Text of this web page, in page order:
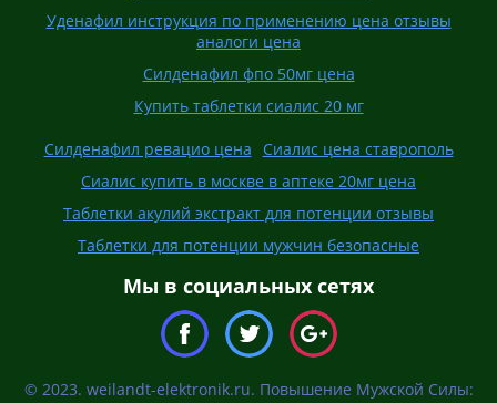
Уденафил инструкция по применению цена отзывы
аналоги цена
Силденафил фпо 50мг цена
Купить таблетки сиалис 20 мг
Силденафил ревацио цена Сиалис цена ставрополь
Сиалис купить в москве в аптеке 20мг цена
Таблетки акулий экстракт для потенции отзывы
Таблетки для потенции мужчин безопасные
Мы в социальных сетях
© 2023. weilandt-elektronik.ru. Повышение Мужской Силы: